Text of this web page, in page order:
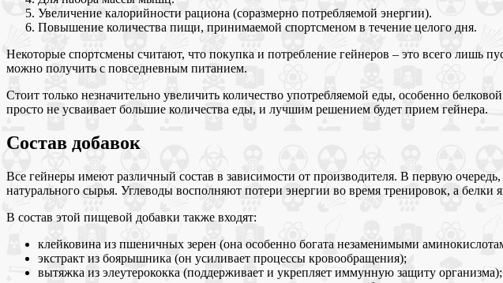
Увеличение калорийности рациона (соразмерно потребляемой энергии).
Повышение количества пищи, принимаемой спортсменом в течение целого дня.
Некоторые спортсмены считают, что покупка и потребление гейнеров – это всего лишь
можно получить с повседневным питанием.
Стоит только незначительно увеличить количество употребляемой еды, особенно
просто не усваивает большие количества еды, и лучшим решением будет прием гейнера.
Состав добавок
Все гейнеры имеют различный состав в зависимости от производителя. В первую
натурального сырья. Углеводы восполняют потери энергии во время тренировок, а
В состав этой пищевой добавки также входят:
клейковина из пшеничных зерен (она особенно богата незаменимыми
экстракт из боярышника (он усиливает процессы кровообращения);
вытяжка из элеутерококка (поддерживает и укрепляет иммунную защиту организма);